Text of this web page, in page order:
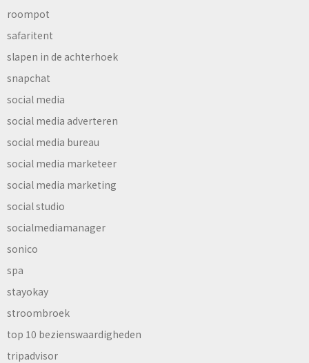
roompot
safaritent
slapen in de achterhoek
snapchat
social media
social media adverteren
social media bureau
social media marketeer
social media marketing
social studio
socialmediamanager
sonico
spa
stayokay
stroombroek
top 10 bezienswaardigheden
tripadvisor